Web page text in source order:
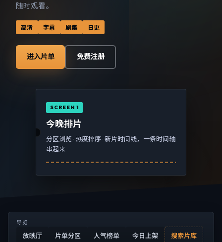
随时观看。
高清 字幕 剧集 日更
进入片单 免费注册
SCREEN 1
今晚排片
分区浏览 · 热度排序 · 新片时间线，一条时间轴
串起来
导览
放映厅 片单分区 人气榜单 今日上架 搜索片库